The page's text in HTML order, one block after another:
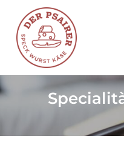
contenuto
principale